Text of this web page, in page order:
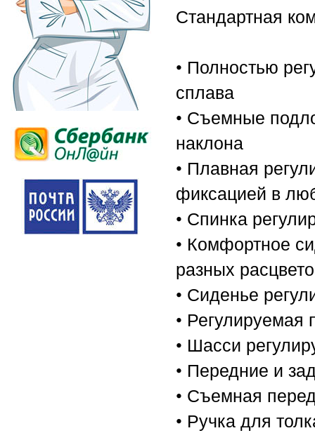
Стандартная
• Полностью
сплава
• Съемные
наклона
• Плавная
фиксацией в
• Спинка
• Комфортное
разных
• Сиденье
• Регулируемая
• Шасси
• Передние и
• Съемная
• Ручка для